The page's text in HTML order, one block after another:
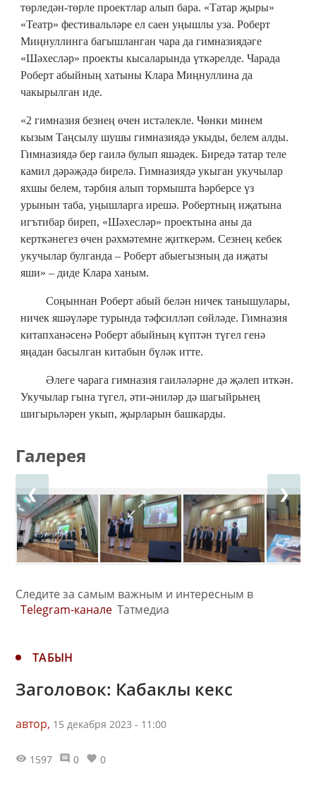
төрледән-төрле проектлар алып бара. «Татар җыры»
«Театр» фестивальләре ел саен уңышлы уза. Роберт
Миңнуллинга багышланган чара да гимназиядәге
«Шәхесләр» проекты кысаларында үткәрелде. Чарада
Роберт абыйның хатыны Клара Миңнуллина да
чакырылган иде.
«2 гимназия безнең өчен истәлекле. Чөнки минем
кызым Таңсылу шушы гимназиядә укыды, белем алды.
Гимназиядә бер гаилә булып яшәдек. Биредә татар теле
камил дәрәҗәдә бирелә. Гимназиядә укыган укучылар
яхшы белем, тәрбия алып тормышта һәрберсе үз
урынын таба, уңышларга ирешә. Робертның иҗатына
игътибар биреп, «Шәхесләр» проектына аны да
керткәнегез өчен рәхмәтемне җиткерәм. Сезнең кебек
укучылар булганда – Роберт абыегызның да иҗаты
яши» – диде Клара ханым.
Соңыннан Роберт абый белән ничек танышулары,
ничек яшәүләре турында тәфсилләп сөйләде. Гимназия
китапханәсенә Роберт абыйның күптән түгел генә
яңадан басылган китабын бүләк итте.
Әлеге чарага гимназия гаиләләрне дә җәлеп иткән.
Укучылар гына түгел, әти-әниләр дә шагыйрьнең
шигырьләрен укып, җырларын башкарды.
Галерея
❮ ❯
Следите за самым важным и интересным в
Telegram-канале Татмедиа
ТАБЫН
Заголовок: Кабаклы кекс
автор, 15 декабря 2023 - 11:00
1597 0 0